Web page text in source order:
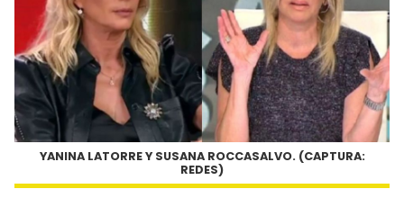
YANINA LATORRE Y SUSANA ROCCASALVO. (CAPTURA:
REDES)